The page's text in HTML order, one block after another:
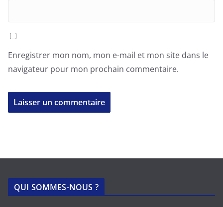
Enregistrer mon nom, mon e-mail et mon site dans le
navigateur pour mon prochain commentaire.
QUI SOMMES-NOUS ?